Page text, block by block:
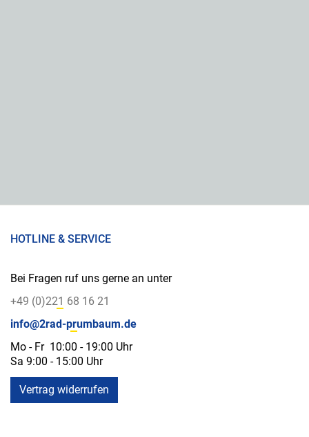
HOTLINE & SERVICE
Bei Fragen ruf uns gerne an unter
+49 (0)221 68 16 21
info@2rad-prumbaum.de
Mo - Fr 10:00 - 19:00 Uhr
Sa 9:00 - 15:00 Uhr
Vertrag widerrufen